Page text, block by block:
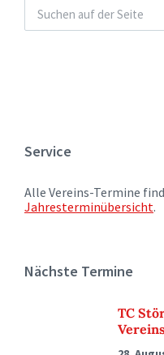
Service
Alle Vereins-Termine
Jahresterminübersicht.
Nächste Termine
TC